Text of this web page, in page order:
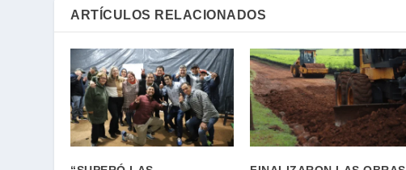
ARTÍCULOS RELACIONADOS